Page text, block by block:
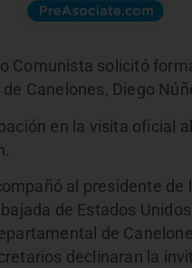
Comunista solicitó
Canelones, Diego
en la visita oficial
al presidente de
de Estados
de
declinaran la